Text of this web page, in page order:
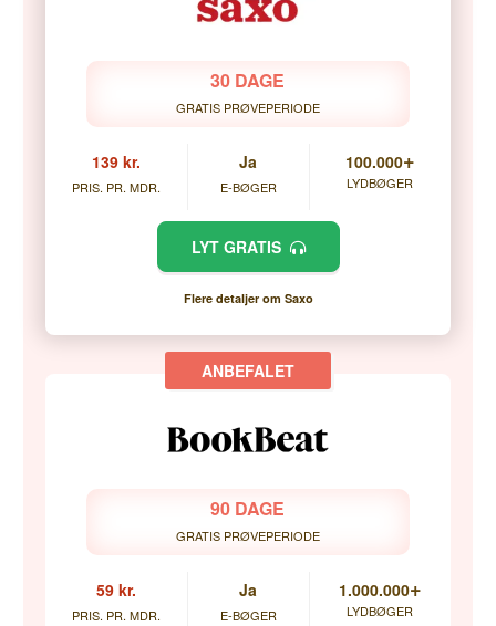
30 DAGE
GRATIS PRØVEPERIODE
139 kr.
PRIS. PR. MDR.
Ja
E-BØGER
100.000+
LYDBØGER
LYT GRATIS
Flere detaljer om Saxo
90 DAGE
GRATIS PRØVEPERIODE
59 kr.
PRIS. PR. MDR.
Ja
E-BØGER
1.000.000+
LYDBØGER